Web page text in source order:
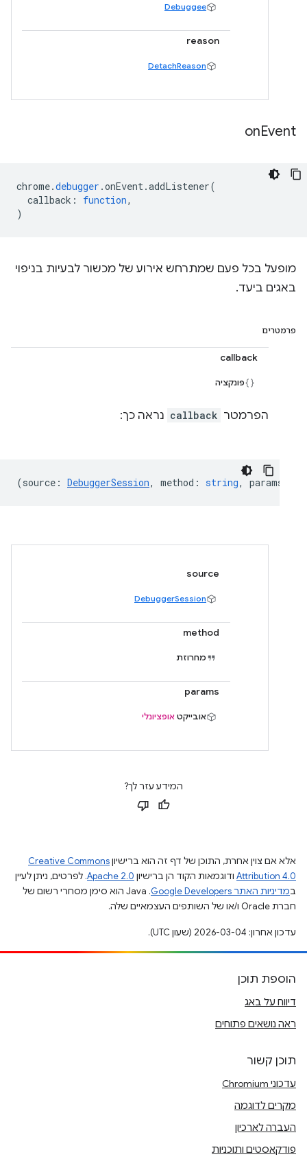
Debuggee
reason
DetachReason
onEvent
chrome.debugger .onEvent.addListener(
callback : function,
)
מופעל בכל פעם שמתרחש אירוע של מכשור לבעיות בניפוי
באגים ביעד.
פרמטרים
callback
פונקציה
הפרמטר callback נראה כך:
(source : DebuggerSession, method : string, params?
source
DebuggerSession
method
מחרוזת
params
אובייקט אופציונלי
המידע עזר לך?
אלא אם צוין אחרת, התוכן של דף זה הוא ברישיוןCreative Commons
Attribution 4.0 ודוגמאות הקוד הן ברישיון Apache 2.0. לפרטים, ניתן לעיין
במדיניות האתר Google Developers‏
.‏ Java הוא סימן מסחרי רשום של
חברת Oracle ו/או של השותפים העצמאיים שלה.
עדכון אחרון: 2026-03-04 (שעון UTC).
הוספת תוכן
דיווח על באג
ראה נושאים פתוחים
תוכן קשור
עדכוני Chromium
מקרים לדוגמה
העברה לארכיון
פודקאסטים ותוכניות